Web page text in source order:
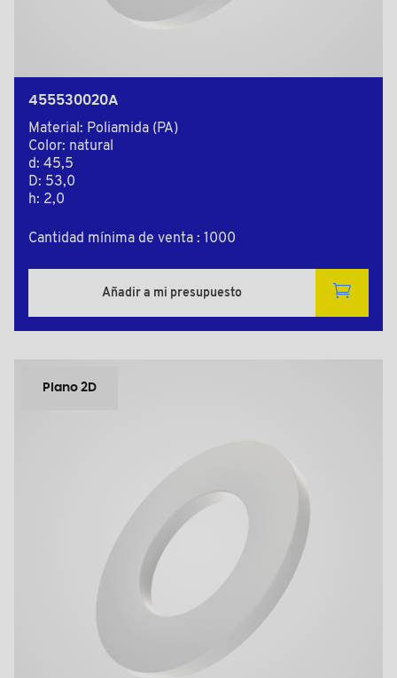
455530020A
Material: Poliamida (PA)
Color: natural
d: 45,5
D: 53,0
h: 2,0
Cantidad mínima de venta : 1000
Añadir a mi presupuesto
Plano 2D